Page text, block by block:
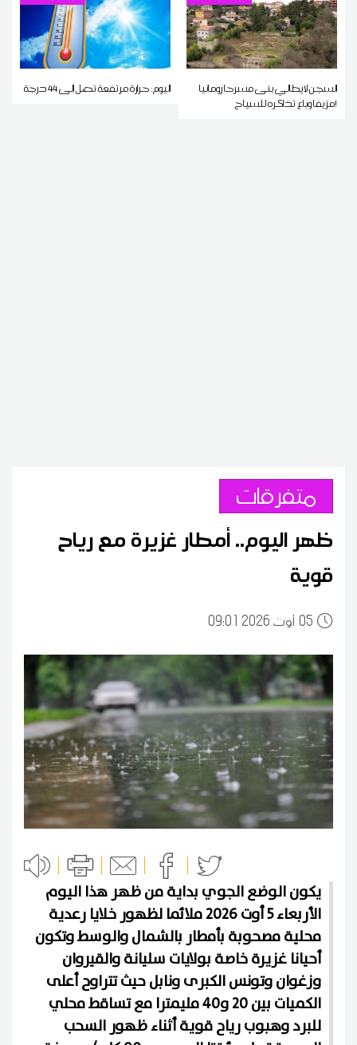
السجن لإيطالي بنى مسرحا رومانيا
مزيفا وباع تذاكره للسياح!
اليوم: حرارة مرتفعة تصل إلى 44 درجة
متفرقات
ظهر اليوم.. أمطار غزيرة مع رياح
قوية
0509:01 2026 أوت
يكون الوضع الجوي بداية من ظهر هذا اليوم
الأربعاء 5 أوت 2026 ملائما لظهور خلايا رعدية
محلية مصحوبة بأمطار بالشمال والوسط وتكون
أحيانا غزيرة خاصة بولايات سليانة والقيروان
وزغوان وتونس الكبرى ونابل حيث تتراوح أعلى
الكميات بين 20 و40 مليمترا مع تساقط محلي
للبرد وهبوب رياح قوية أثناء ظهور السحب